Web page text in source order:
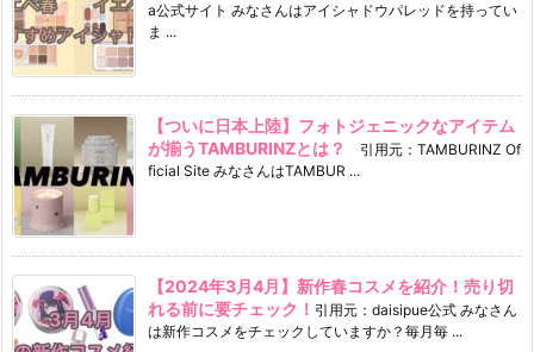
a公式サイト みなさんはアイシャドウパレッドを持ってい
ま ...
【ついに日本上陸】フォトジェニックなアイテム
が揃うTAMBURINZとは？
引用元：TAMBURINZ Of
ficial Site みなさんはTAMBUR ...
【2024年3月4月】新作春コスメを紹介！売り切
れる前に要チェック！ 引用元：daisipue公式 みなさん
は新作コスメをチェックしていますか？毎月毎 ...